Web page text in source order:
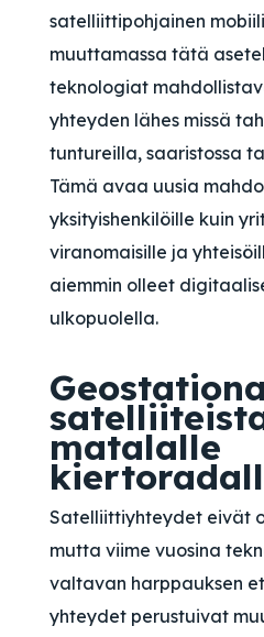
satelliittipohjainen
muuttamassa tätä
teknologiat
yhteyden lähes missä
tuntureilla, saaristossa
Tämä avaa uusia
yksityishenkilöille kuin
viranomaisille ja
aiemmin olleet
ulkopuolella.
matalalle
Satelliittiyhteydet eivät
mutta viime vuosina
valtavan harppauksen
yhteydet perustuivat